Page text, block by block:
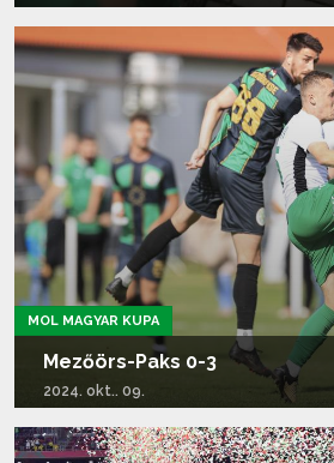
Tovább olvasom...
MOL MAGYAR KUPA
Mezőörs-Paks 0-3
2024. okt.. 09.
Tovább olvasom...